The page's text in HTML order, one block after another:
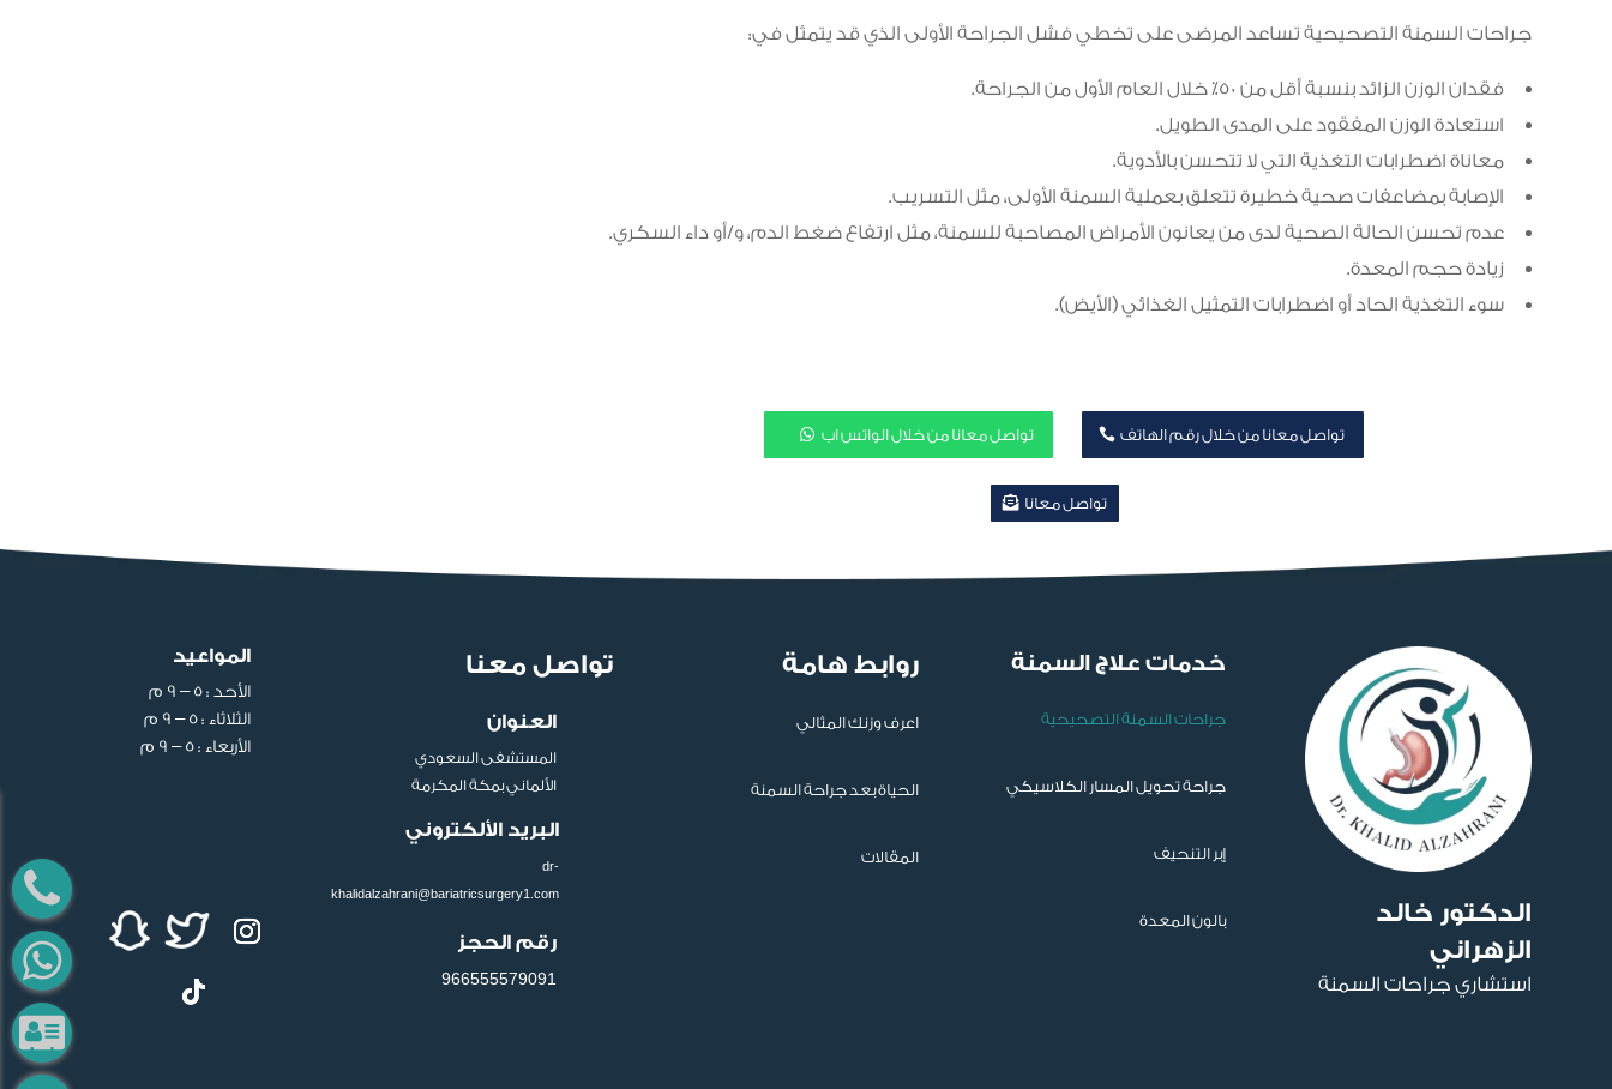
جراحات السمنة التصحيحية تساعد المرضى على تخطي فشل الجراحة الأولى الذي قد يتمثل في:
فقدان الوزن الزائد بنسبة أقل من 50٪ خلال العام الأول من الجراحة.
استعادة الوزن المفقود على المدى الطويل.
معاناة اضطرابات التغذية التي لا تتحسن بالأدوية.
الإصابة بمضاعفات صحية خطيرة تتعلق بعملية السمنة الأولى، مثل التسريب.
عدم تحسن الحالة الصحية لدى من يعانون الأمراض المصاحبة للسمنة، مثل ارتفاع ضغط الدم، و/أو داء السكري.
زيادة حجم المعدة.
سوء التغذية الحاد أو اضطرابات التمثيل الغذائي (الأيض).
تواصل معانا من خلال الواتس اب تواصل معانا من خلال رقم الهاتف
تواصل معانا
المواعيد
الأحد : ٥ – ٩ م
الثلاثاء : ٥ – ٩ م
الأربعاء : ٥ – ٩ م
تواصل معنا
العنوان
المستشفى السعودي
الألماني بمكة المكرمة
البريد الألكتروني
dr-
khalidalzahrani@bariatricsurgery1.com
رقم الحجز
966555579091
روابط هامة
اعرف وزنك المثالي
الحياة بعد جراحة السمنة
المقالات
خدمات علاج السمنة
جراحات السمنة التصحيحية
جراحة تحويل المسار الكلاسيكي
إبر التنحيف
بالون المعدة
الدكتور خالد
الزهراني
استشاري جراحات السمنة